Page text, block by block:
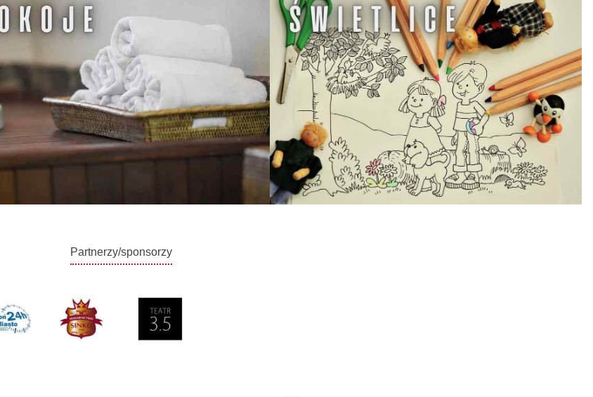
Partnerzy/sponsorzy